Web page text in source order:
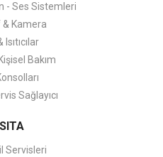
- Ses Sistemleri
Kamera
Isıtıcılar
Bakım
Sağlayıcı
Servisleri